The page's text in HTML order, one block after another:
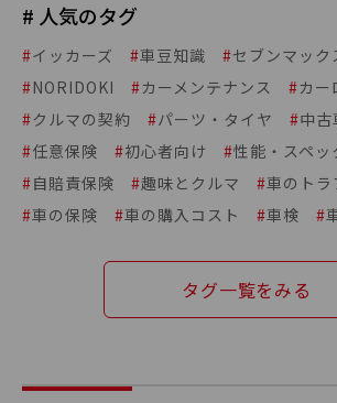
# 人気のタグ
#イッカーズ #車豆知識 #セブンマック
#NORIDOKI #カーメンテナンス #カー
#クルマの契約 #パーツ・タイヤ #中古
#任意保険 #初心者向け #性能・スペッ
#自賠責保険 #趣味とクルマ #車のトラ
#車の保険 #車の購入コスト #車検 #
タグ一覧をみる